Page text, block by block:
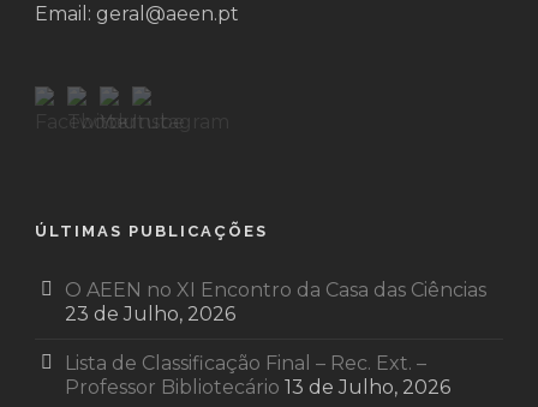
Email: geral@aeen.pt
ÚLTIMAS PUBLICAÇÕES
O AEEN no XI Encontro da Casa das Ciências
23 de Julho, 2026
Lista de Classificação Final – Rec. Ext. –
Professor Bibliotecário 13 de Julho, 2026